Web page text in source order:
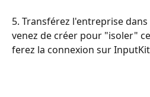
5. Transférez l'entreprise
venez de créer pour "isoler"
ferez la connexion sur